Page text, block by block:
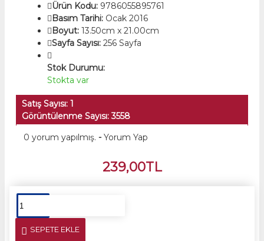
Ürün Kodu: 9786055895761
Basım Tarihi: Ocak 2016
Boyut: 13.50cm x 21.00cm
Sayfa Sayısı: 256 Sayfa
Stok Durumu:
Stokta var
Satış Sayısı: 1
Görüntülenme Sayısı: 3558
0 yorum yapılmış. - Yorum Yap
239,00TL
SEPETE EKLE